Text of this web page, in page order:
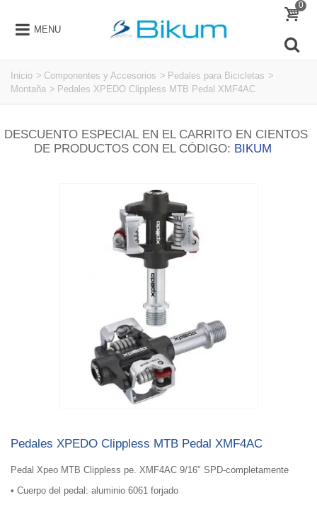
MENU
0
Inicio > Componentes y Accesorios > Pedales para Bicicletas >
Montaña > Pedales XPEDO Clippless MTB Pedal XMF4AC
DESCUENTO ESPECIAL EN EL CARRITO EN CIENTOS
DE PRODUCTOS CON EL CÓDIGO: BIKUM
Pedales XPEDO Clippless MTB Pedal XMF4AC
Pedal Xpeo MTB Clippless pe. XMF4AC 9/16" SPD-completamente
• Cuerpo del pedal: aluminio 6061 forjado